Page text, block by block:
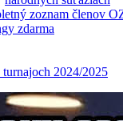
zoznam členov
zdarma
2024/2025